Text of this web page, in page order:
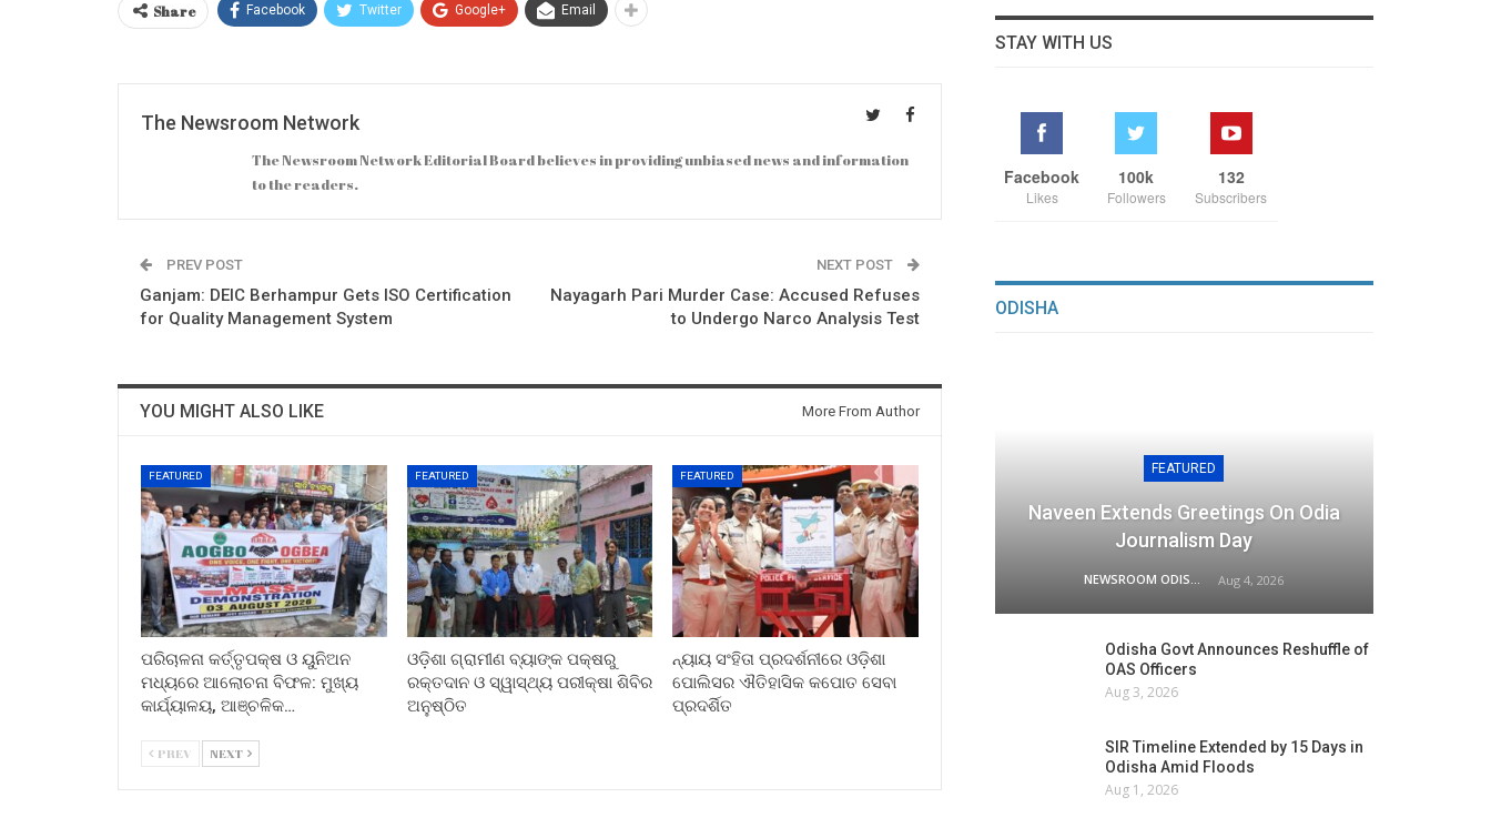
Share Facebook Twitter Google+ Email
The Newsroom Network
The Newsroom Network Editorial Board believes in providing unbiased news and information
to the readers.
PREV POST
Ganjam: DEIC Berhampur Gets ISO Certification
for Quality Management System
NEXT POST
Nayagarh Pari Murder Case: Accused Refuses
to Undergo Narco Analysis Test
YOU MIGHT ALSO LIKE More From Author
FEATURED
ପରିଚାଳନା କର୍ତ୍ତୃପକ୍ଷ ଓ ୟୁନିଅନ
ମଧ୍ୟରେ ଆଲୋଚନା ବିଫଳ: ମୁଖ୍ୟ
କାର୍ଯ୍ୟାଳୟ, ଆଞ୍ଚଳିକ…
FEATURED
ଓଡ଼ିଶା ଗ୍ରାମୀଣ ବ୍ୟାଙ୍କ ପକ୍ଷରୁ
ରକ୍ତଦାନ ଓ ସ୍ୱାସ୍ଥ୍ୟ ପରୀକ୍ଷା ଶିବିର
ଅନୁଷ୍ଠିତ
FEATURED
ନ୍ୟାୟ ସଂହିତା ପ୍ରଦର୍ଶନୀରେ ଓଡ଼ିଶା
ପୋଲିସର ଐତିହାସିକ କପୋତ ସେବା
ପ୍ରଦର୍ଶିତ
PREV NEXT
STAY WITH US
Facebook
Likes
100k
Followers
132
Subscribers
ODISHA
FEATURED
Naveen Extends Greetings On Odia
Journalism Day
Aug 4, 2026
Odisha Govt Announces Reshuffle of
OAS Officers
Aug 3, 2026
SIR Timeline Extended by 15 Days in
Odisha Amid Floods
Aug 1, 2026